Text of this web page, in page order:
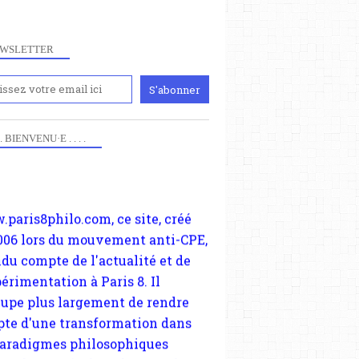
. BIENVENU·E . . . .
ce site, créé
lors du mouvement anti-CPE,
plus largement de rendre
d'une transformation dans
philosophiques
la pensée du Dehors ou du
omme la nomme les
classique. Nous
quant à nous déjà basculé